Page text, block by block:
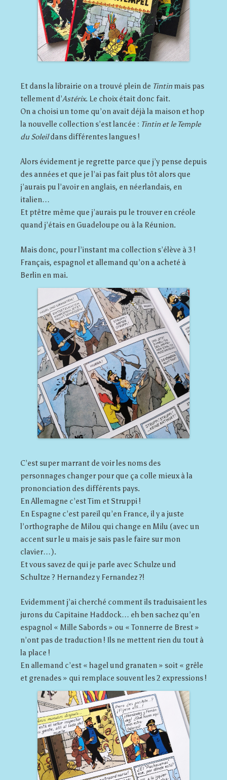
Et dans la librairie on a trouvé plein de Tintin mais pas
tellement d’Astérix. Le choix était donc fait.
On a choisi un tome qu’on avait déjà la maison et hop
la nouvelle collection s’est lancée : Tintin et le Temple
du Soleildans différentes langues !
Alors évidement je regrette parce que j’y pense depuis
des années et que je l’ai pas fait plus tôt alors que
j’aurais pu l’avoir en anglais, en néerlandais, en
italien…
Et ptêtre même que j’aurais pu le trouver en créole
quand j’étais en Guadeloupe ou à la Réunion.
Mais donc, pour l’instant ma collection s’élève à 3 !
Français, espagnol et allemand qu’on a acheté à
Berlin en mai.
C’est super marrant de voir les noms des
personnages changer pour que ça colle mieux à la
prononciation des différents pays.
En Allemagne c’est Tim et Struppi !
En Espagne c’est pareil qu’en France, il y a juste
l’orthographe de Milou qui change en Milu (avec un
accent sur le u mais je sais pas le faire sur mon
clavier…).
Et vous savez de qui je parle avec Schulze und
Schultze ? Hernandez y Fernandez ?!
Evidemment j’ai cherché comment ils traduisaient les
jurons du Capitaine Haddock… eh ben sachez qu’en
espagnol « Mille Sabords » ou « Tonnerre de Brest »
n’ont pas de traduction ! Ils ne mettent rien du tout à
la place !
En allemand c’est « hagel und granaten » soit « grêle
et grenades » qui remplace souvent les 2 expressions !